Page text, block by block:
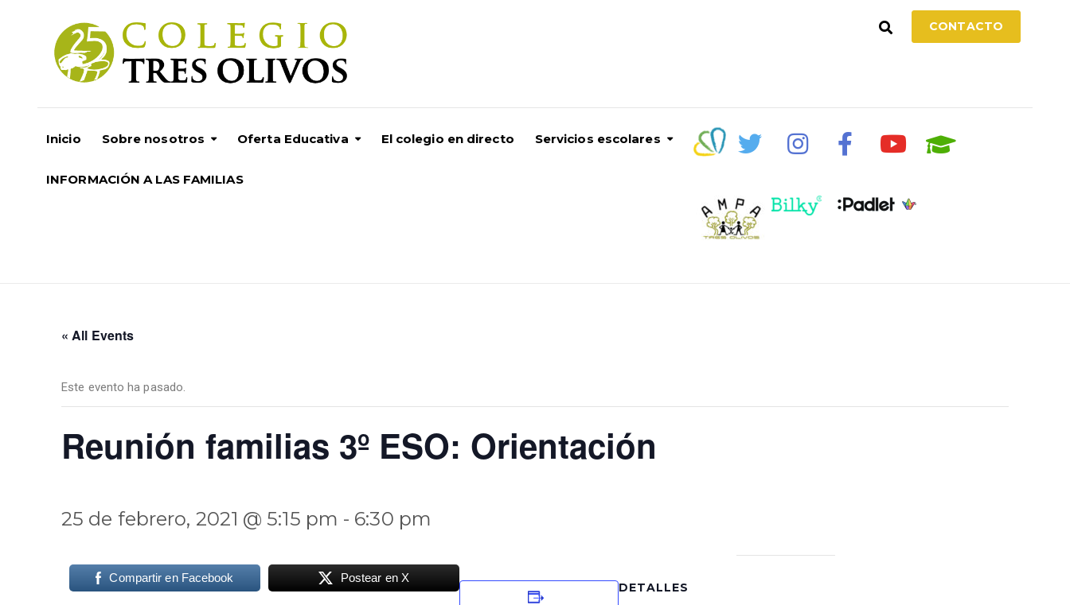
CONTACTO
Inicio Sobre nosotros Oferta Educativa El colegio en directo Servicios escolares
INFORMACIÓN A LAS FAMILIAS
« All Events
Este evento ha pasado.
Reunión familias 3º ESO: Orientación
25 de febrero, 2021 @ 5:15 pm - 6:30 pm
Compartir en Facebook Postear en X
DETALLES